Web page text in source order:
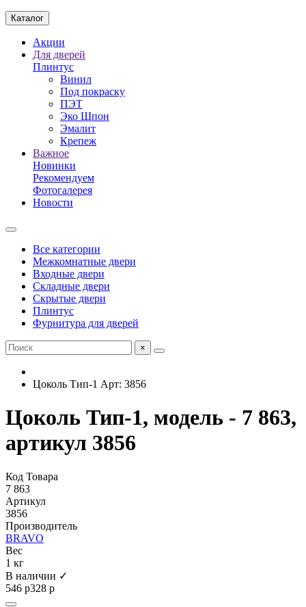
Каталог
Акции
Для дверей
Плинтус
Винил
Под покраску
ПЭТ
Эко Шпон
Эмалит
Крепеж
Важное
Новинки
Рекомендуем
Фотогалерея
Новости
Все категории
Межкомнатные двери
Входные двери
Складные двери
Скрытые двери
Плинтус
Фурнитура для дверей
×
Цоколь Тип-1 Арт: 3856
Цоколь Тип-1, модель - 7 863,
артикул 3856
Код Товара
7 863
Артикул
3856
Производитель
BRAVO
Вес
1 кг
В наличии ✓
546 р328 р